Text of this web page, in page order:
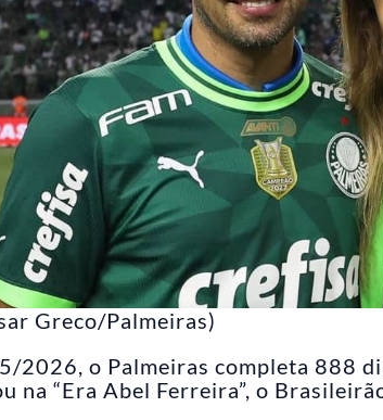
Greco/Palmeiras)
2026, o Palmeiras completa 888
na “Era Abel Ferreira”, o